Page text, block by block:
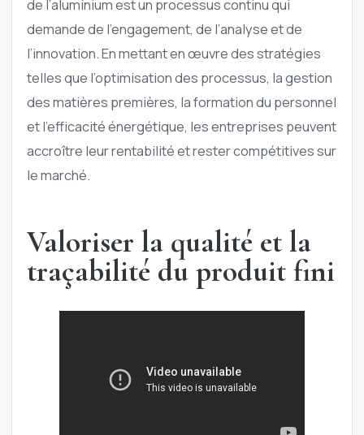
de l’aluminium est un processus continu qui
demande de l’engagement, de l’analyse et de
l’innovation. En mettant en œuvre des stratégies
telles que l’optimisation des processus, la gestion
des matières premières, la formation du personnel
et l’efficacité énergétique, les entreprises peuvent
accroître leur rentabilité et rester compétitives sur
le marché.
Valoriser la qualité et la
traçabilité du produit fini